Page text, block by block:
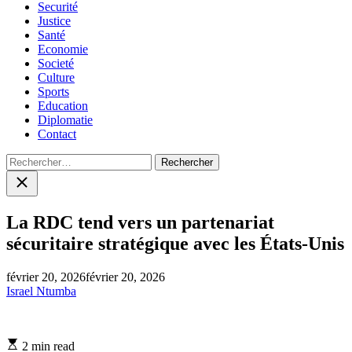
Securité
Justice
Santé
Economie
Societé
Culture
Sports
Education
Diplomatie
Contact
Rechercher :
Close
search
La RDC tend vers un partenariat
sécuritaire stratégique avec les États-Unis
février 20, 2026février 20, 2026
Israel Ntumba
Estimated
2 min read